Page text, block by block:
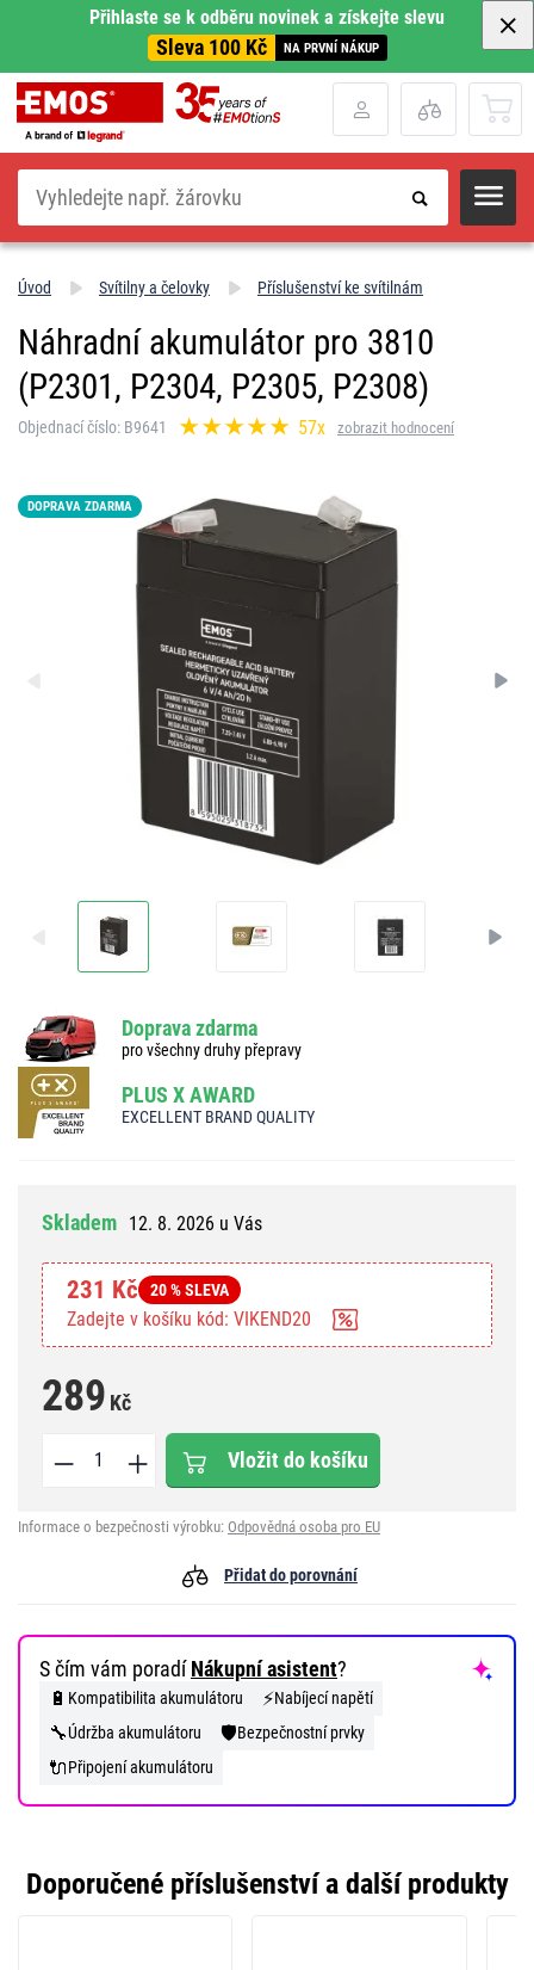
Přihlaste se k odběru novinek a získejte slevu
Sleva 100 Kč NA PRVNÍ NÁKUP
Hledat
Úvod Svítilny a čelovky Příslušenství ke svítilnám
Náhradní akumulátor pro 3810
(P2301, P2304, P2305, P2308)
Objednací číslo: B9641 57x zobrazit hodnocení
DOPRAVA ZDARMA
Doprava zdarma
pro všechny druhy přepravy
PLUS X AWARD
EXCELLENT BRAND QUALITY
Skladem 12. 8. 2026 u Vás
231 Kč 20 % SLEVA
Zadejte v košíku kód: VIKEND20
289 Kč
Vložit do košíku
Informace o bezpečnosti výrobku: Odpovědná osoba pro EU
Přidat do porovnání
S čím vám poradíNákupní asistent?
🔋 Kompatibilita akumulátoru ⚡Nabíjecí napětí
🔧Údržba akumulátoru 🛡️Bezpečnostní prvky
🔌Připojení akumulátoru
Doporučené příslušenství a další produkty